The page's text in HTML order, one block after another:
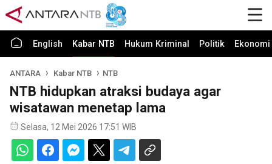
English Kabar NTB Hukum Kriminal Politik
ANTARA Kabar NTB NTB
NTB hidupkan atraksi budaya agar
wisatawan menetap lama
Selasa, 12 Mei 2026 17:51 WIB